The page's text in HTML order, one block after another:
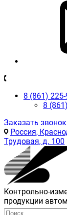
8 (861)
8
Заказать звонок
Россия,
Трудовая, д. 100
Контрольно-
продукции